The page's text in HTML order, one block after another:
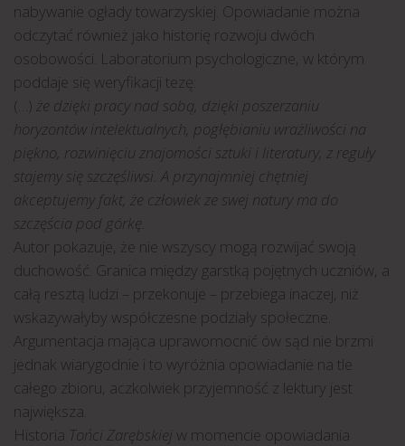
nabywanie ogłady towarzyskiej. Opowiadanie można
odczytać również jako historię rozwoju dwóch
osobowości. Laboratorium psychologiczne, w którym
poddaje się weryfikacji tezę:
(…) że dzięki pracy nad sobą, dzięki poszerzaniu
horyzontów intelektualnych, pogłębianiu wrażliwości na
piękno, rozwinięciu znajomości sztuki i literatury, z reguły
stajemy się szczęśliwsi. A przynajmniej chętniej
akceptujemy fakt, że człowiek ze swej natury ma do
szczęścia pod górkę.
Autor pokazuje, że nie wszyscy mogą rozwijać swoją
duchowość. Granica między garstką pojętnych uczniów, a
całą resztą ludzi – przekonuje – przebiega inaczej, niż
wskazywałyby współczesne podziały społeczne.
Argumentacja mająca uprawomocnić ów sąd nie brzmi
jednak wiarygodnie i to wyróżnia opowiadanie na tle
całego zbioru, aczkolwiek przyjemność z lektury jest
największa.
Historia Tońci Zarębskiej w momencie opowiadania